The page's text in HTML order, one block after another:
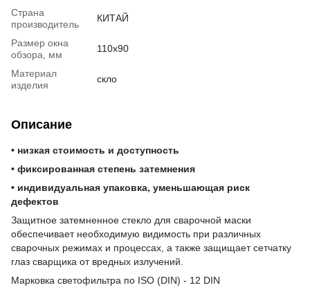
Страна
производитель
КИТАЙ
Размер окна
обзора, мм
110х90
Материал
изделия
скло
Описание
• низкая стоимость и доступность
• фиксированная степень затемнения
• индивидуальная упаковка, уменьшающая риск
дефектов
Защитное затемненное стекло для сварочной маски
обеспечивает необходимую видимость при различных
сварочных режимах и процессах, а также защищает сетчатку
глаз сварщика от вредных излучений.
Марковка светофильтра по ISO (DIN) - 12 DIN